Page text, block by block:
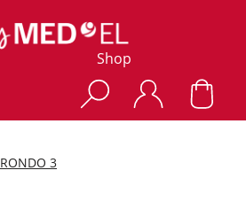
Shop
RONDO 3